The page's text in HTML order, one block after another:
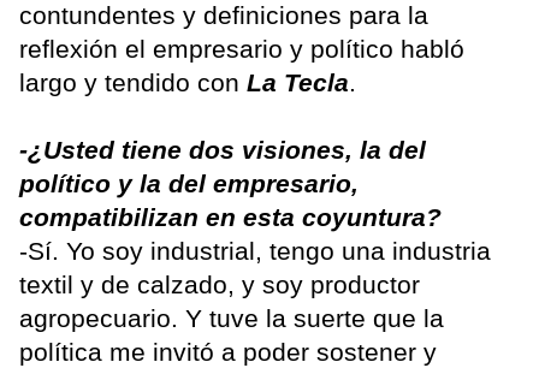
contundentes y definiciones para la
reflexión el empresario y político habló
largo y tendido con La Tecla.
-¿Usted tiene dos visiones, la del
político y la del empresario,
compatibilizan en esta coyuntura?
-Sí. Yo soy industrial, tengo una industria
textil y de calzado, y soy productor
agropecuario. Y tuve la suerte que la
política me invitó a poder sostener y